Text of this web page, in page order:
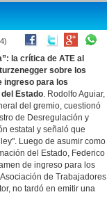
la crítica de ATE al
sobre los
ingreso para los
Estado. Rodolfo Aguiar,
del gremio, cuestionó
de Desregulación y
estatal y señaló que
Luego de asumir como
del Estado, Federico
de ingreso para los
de Trabajadores
no tardó en emitir una